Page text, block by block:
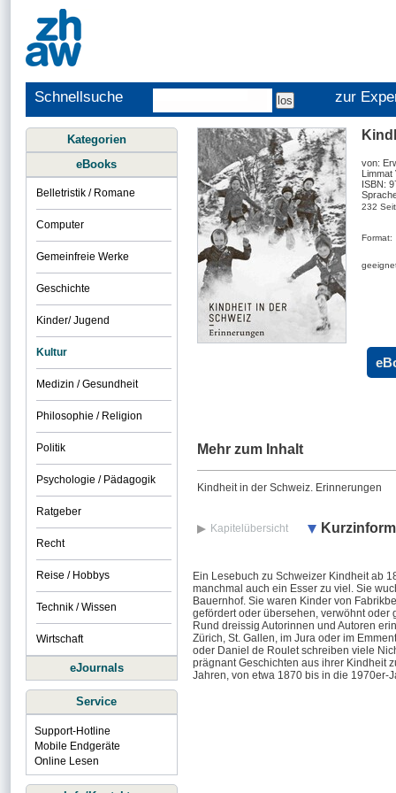
Schnellsuche zur
von:
Limmat
ISBN:
232
Format:
Mehr zum Inhalt
Kindheit in der Schweiz. Erinnerungen
Kapitelübersicht
Ein Lesebuch zu Schweizer Kindheit ab
manchmal auch ein Esser zu viel. Sie
Bauernhof. Sie waren Kinder von
gefördert oder übersehen, verwöhnt
Rund dreissig Autorinnen und Autoren
Zürich, St. Gallen, im Jura oder im
oder Daniel de Roulet schreiben viele
prägnant Geschichten aus ihrer Kindheit
Jahren, von etwa 1870 bis in die 1970er-
Kategorien
eBooks
Belletristik / Romane
Computer
Gemeinfreie Werke
Geschichte
Kinder/ Jugend
Kultur
Medizin / Gesundheit
Philosophie / Religion
Politik
Psychologie / Pädagogik
Ratgeber
Recht
Reise / Hobbys
Technik / Wissen
Wirtschaft
eJournals
Service
Support-Hotline
Mobile Endgeräte
Online Lesen